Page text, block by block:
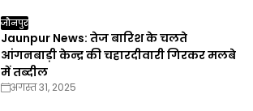
जौनपुर
Jaunpur News: तेज बारिश के चलते
आंगनबाड़ी केन्द्र की चहारदीवारी गिरकर मलबे
में तब्दील
अगस्त 31, 2025